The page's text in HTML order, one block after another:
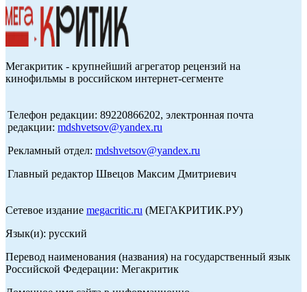
Мегакритик - крупнейший агрегатор рецензий на
кинофильмы в российском интернет-сегменте
Телефон редакции: 89220866202, электронная почта
редакции: mdshvetsov@yandex.ru
Рекламный отдел: mdshvetsov@yandex.ru
Главный редактор Швецов Максим Дмитриевич
Сетевое издание megacritic.ru (МЕГАКРИТИК.РУ)
Язык(и): русский
Перевод наименования (названия) на государственный язык
Российской Федерации: Мегакритик